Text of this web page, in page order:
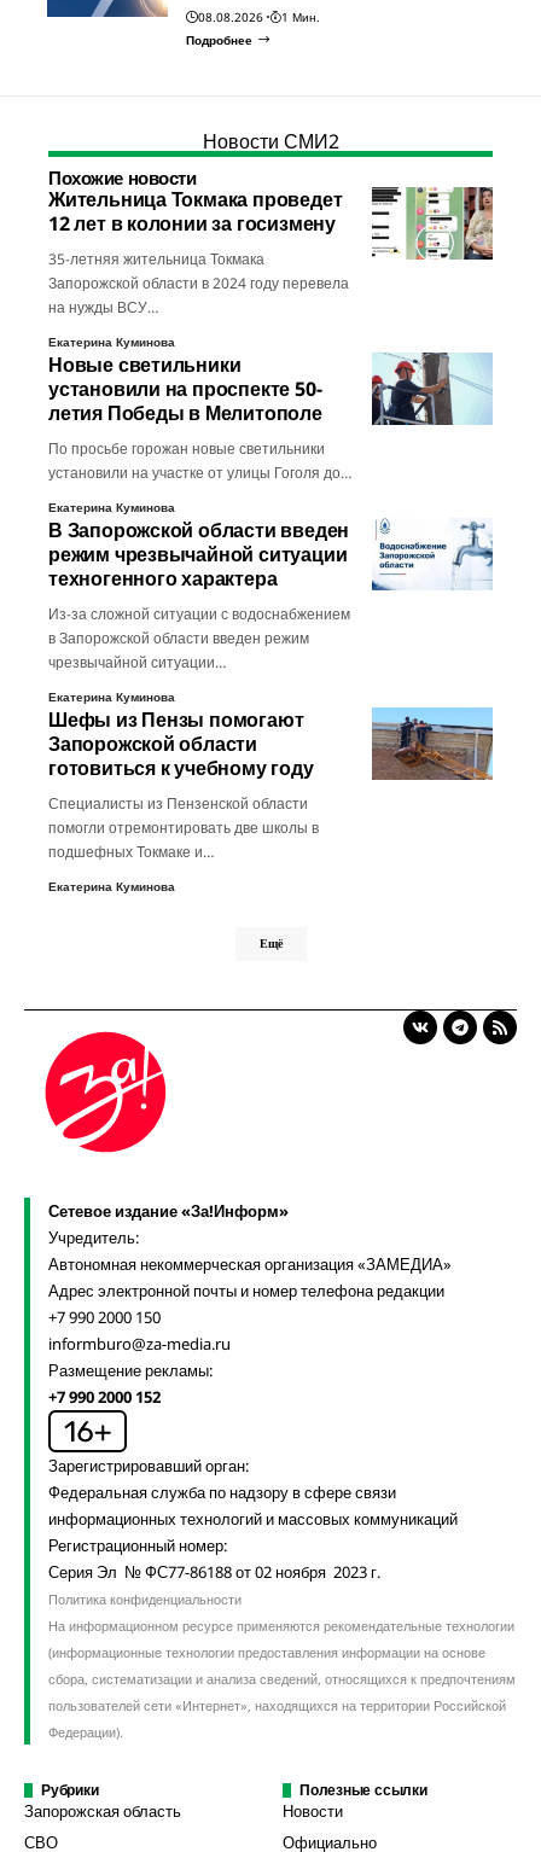
08.08.2026
1 Мин.
Подробнее
Новости СМИ2
Похожие новости
Жительница Токмака проведет
12 лет в колонии за госизмену
35-летняя жительница Токмака
Запорожской области в 2024 году перевела
на нужды ВСУ…
Екатерина Куминова
Новые светильники
установили на проспекте 50-
летия Победы в Мелитополе
По просьбе горожан новые светильники
установили на участке от улицы Гоголя до…
Екатерина Куминова
В Запорожской области введен
режим чрезвычайной ситуации
техногенного характера
Из-за сложной ситуации с водоснабжением
в Запорожской области введен режим
чрезвычайной ситуации…
Екатерина Куминова
Шефы из Пензы помогают
Запорожской области
готовиться к учебному году
Специалисты из Пензенской области
помогли отремонтировать две школы в
подшефных Токмаке и…
Екатерина Куминова
Ещё
Сетевое издание «За!Информ»
Учредитель:
Автономная некоммерческая организация «ЗАМЕДИА»
Адрес электронной почты и номер телефона редакции
+7 990 2000 150
informburo@za-media.ru
Размещение рекламы:
+7 990 2000 152
Зарегистрировавший орган:
Федеральная служба по надзору в сфере связи
информационных технологий и массовых коммуникаций
Регистрационный номер:
Серия Эл № ФС77-86188 от 02 ноября 2023 г.
Политика конфиденциальности
На информационном ресурсе применяются рекомендательные технологии
(информационные технологии предоставления информации на основе
сбора, систематизации и анализа сведений, относящихся к предпочтениям
пользователей сети «Интернет», находящихся на территории Российской
Федерации).
Рубрики
Запорожская область
СВО
Полезные ссылки
Новости
Официально